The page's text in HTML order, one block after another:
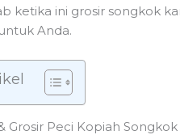
ketika ini grosir songkok
Anda.
Grosir Peci Kopiah